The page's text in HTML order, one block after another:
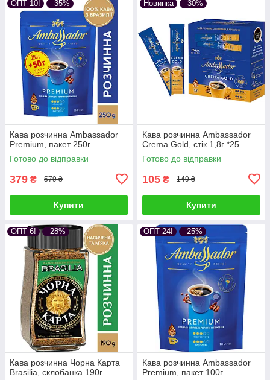
ОПТ 10! –35%
Кава розчинна Ambassador
Premium, пакет 250г
Готово до відправки
379 ₴ 579 ₴
Купити
Новинка –30%
Кава розчинна Ambassador
Crema Gold, стік 1,8г *25
Готово до відправки
105 ₴ 149 ₴
Купити
ОПТ 6! –28%
Кава розчинна Чорна Карта
Brasilia, склобанка 190г
ОПТ 24! –25%
Кава розчинна Ambassador
Premium, пакет 100г